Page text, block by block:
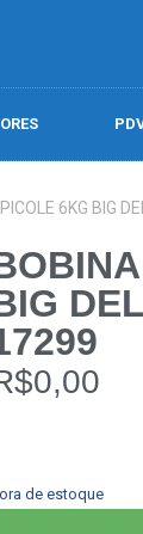
6KG BIG
0,00
de estoque